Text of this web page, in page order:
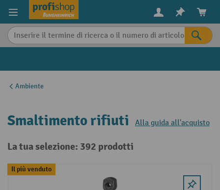
content
Ambiente
Smaltimento rifiuti Alla guida all'acquisto
La tua selezione: 392 prodotti
Il più venduto